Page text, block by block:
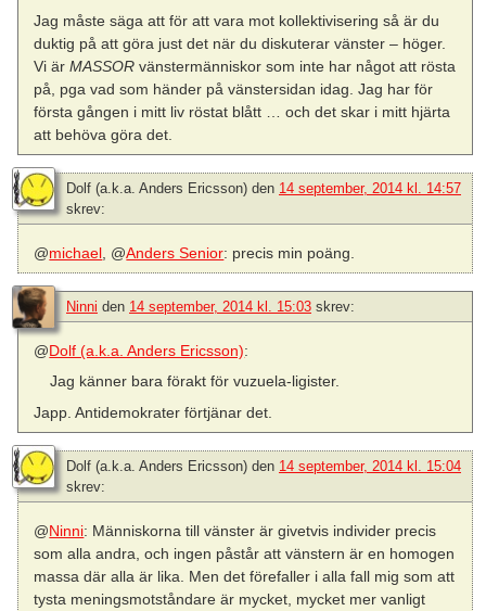
Jag måste säga att för att vara mot kollektivisering så är du
duktig på att göra just det när du diskuterar vänster – höger.
Vi ärMASSOR vänstermänniskor som inte har något att rösta
på, pga vad som händer på vänstersidan idag. Jag har för
första gången i mitt liv röstat blått … och det skar i mitt hjärta
att behöva göra det.
Dolf (a.k.a. Anders Ericsson) den 14 september, 2014 kl. 14:57
skrev:
@michael , @Anders Senior: precis min poäng.
Ninni den 14 september, 2014 kl. 15:03 skrev:
@Dolf (a.k.a. Anders Ericsson):
Jag känner bara förakt för vuzuela-ligister.
Japp. Antidemokrater förtjänar det.
Dolf (a.k.a. Anders Ericsson) den 14 september, 2014 kl. 15:04
skrev:
@Ninni: Människorna till vänster är givetvis individer precis
som alla andra, och ingen påstår att vänstern är en homogen
massa där alla är lika. Men det förefaller i alla fall mig som att
tysta meningsmotståndare är mycket, mycket mer vanligt